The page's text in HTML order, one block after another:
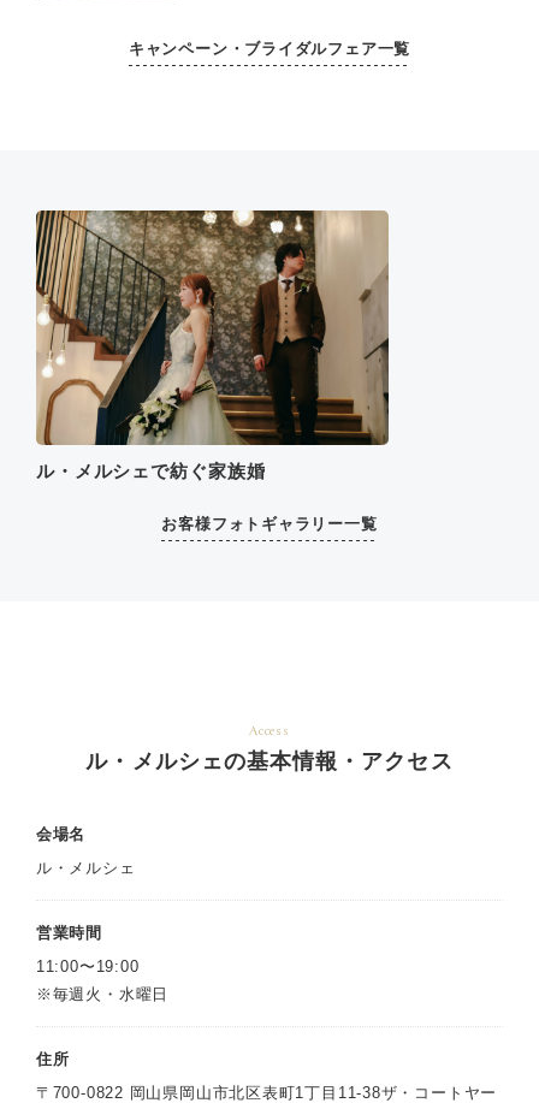
キャンペーン・ブライダルフェア一覧
ル・メルシェで紡ぐ家族婚
お客様フォトギャラリー一覧
Access
ル・メルシェの基本情報・アクセス
会場名
ル・メルシェ
営業時間
11:00〜19:00
※毎週火・水曜日
住所
〒700-0822 岡山県岡山市北区表町1丁目11-38ザ・コートヤー